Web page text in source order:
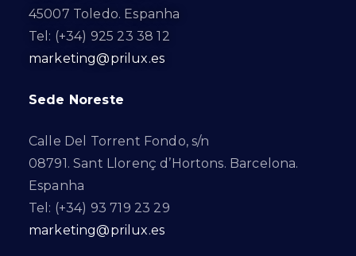
45007 Toledo. Espanha
Tel: (+34) 925 23 38 12
marketing@prilux.es
Sede Noreste
Calle Del Torrent Fondo, s/n
08791. Sant Llorenç d’Hortons. Barcelona.
Espanha
Tel: (+34) 93 719 23 29
marketing@prilux.es